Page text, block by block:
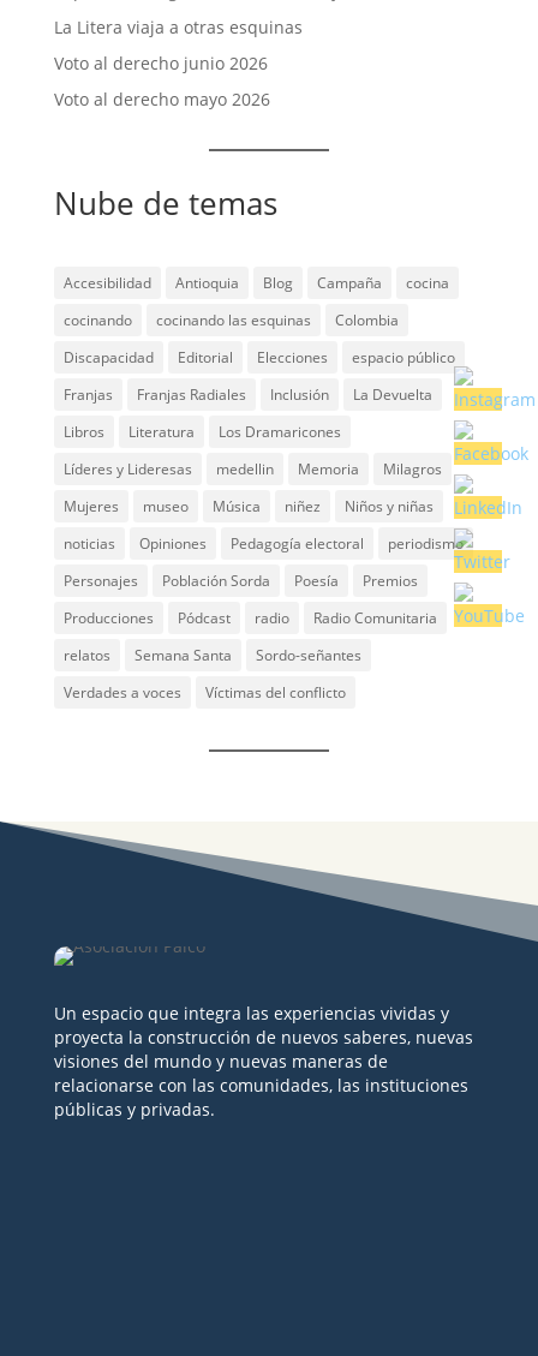
La Litera viaja a otras esquinas
Voto al derecho junio 2026
Voto al derecho mayo 2026
Nube de temas
Accesibilidad Antioquia Blog Campaña
cocina
cocinando
cocinando las esquinas
Colombia
Discapacidad
Editorial Elecciones
espacio público
Franjas
Franjas Radiales Inclusión
La Devuelta
Libros
Literatura
Los Dramaricones
Líderes y Lideresas
medellin Memoria
Milagros
Mujeres
museo Música niñez
Niños y niñas
noticias
Opiniones Pedagogía electoral
periodismo
Personajes
Población Sorda Poesía
Premios
Producciones
Pódcast radio
Radio Comunitaria
relatos
Semana Santa
Sordo-señantes
Verdades a voces
Víctimas del conflicto
Un espacio que integra las experiencias vividas y
proyecta la construcción de nuevos saberes, nuevas
visiones del mundo y nuevas maneras de
relacionarse con las comunidades, las instituciones
públicas y privadas.